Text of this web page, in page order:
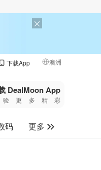
下载App 澳洲
中国
加拿大
DealMoon App
验更多精彩
码
更多